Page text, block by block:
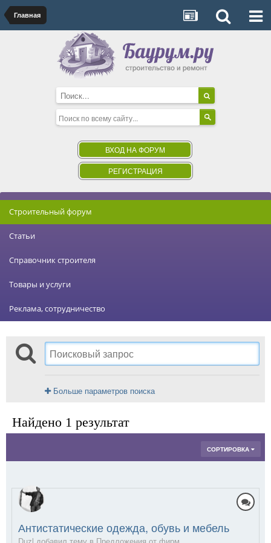
Главная
ВХОД НА ФОРУМ
РЕГИСТРАЦИЯ
Строительный форум
Статьи
Справочник строителя
Товары и услуги
Реклама, сотрудничество
Больше параметров поиска
Найдено 1 результат
СОРТИРОВКА
Антистатические одежда, обувь и мебель